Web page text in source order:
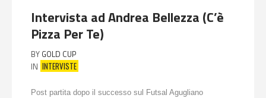
Intervista ad Andrea Bellezza (C’è
Pizza Per Te)
BY GOLD CUP
IN INTERVISTE
Post partita dopo il successo sul Futsal Agugliano